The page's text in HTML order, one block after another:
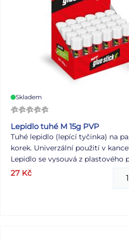
Skladem
Lepidlo tuhé M 15g PVP
Tuhé lepidlo (lepící tyčinka) na
korek. Univerzální použití v
Lepidlo se vysouvá z plastového
spodního dílu. Lepidlo je snadno
vlažnou vodou. Neobsahuje
27 Kč